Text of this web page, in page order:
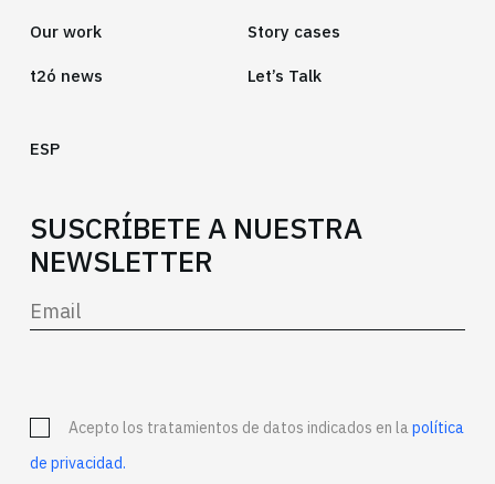
Our work
t2ó news
ESP
Story cases
Let’s Talk
SUSCRÍBETE A NUESTRA
NEWSLETTER
Acepto los tratamientos de datos indicados en lapolítica
de privacidad.